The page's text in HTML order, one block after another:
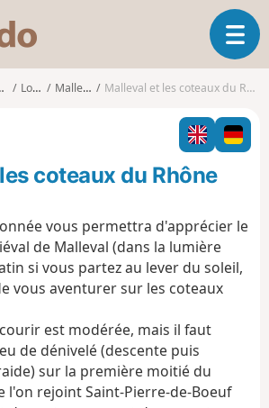
s
o
O
u
i
r
l
v
g
Loire Malleval Malleval et les coteaux du Rhône
coteaux du Rhône
vous permettra d'apprécier le
de Malleval (dans la lumière
si vous partez au lever du soleil,
vous aventurer sur les coteaux
est modérée, mais il faut
de dénivelé (descente puis
sur la première moitié du
l'on rejoint Saint-Pierre-de-Boeuf